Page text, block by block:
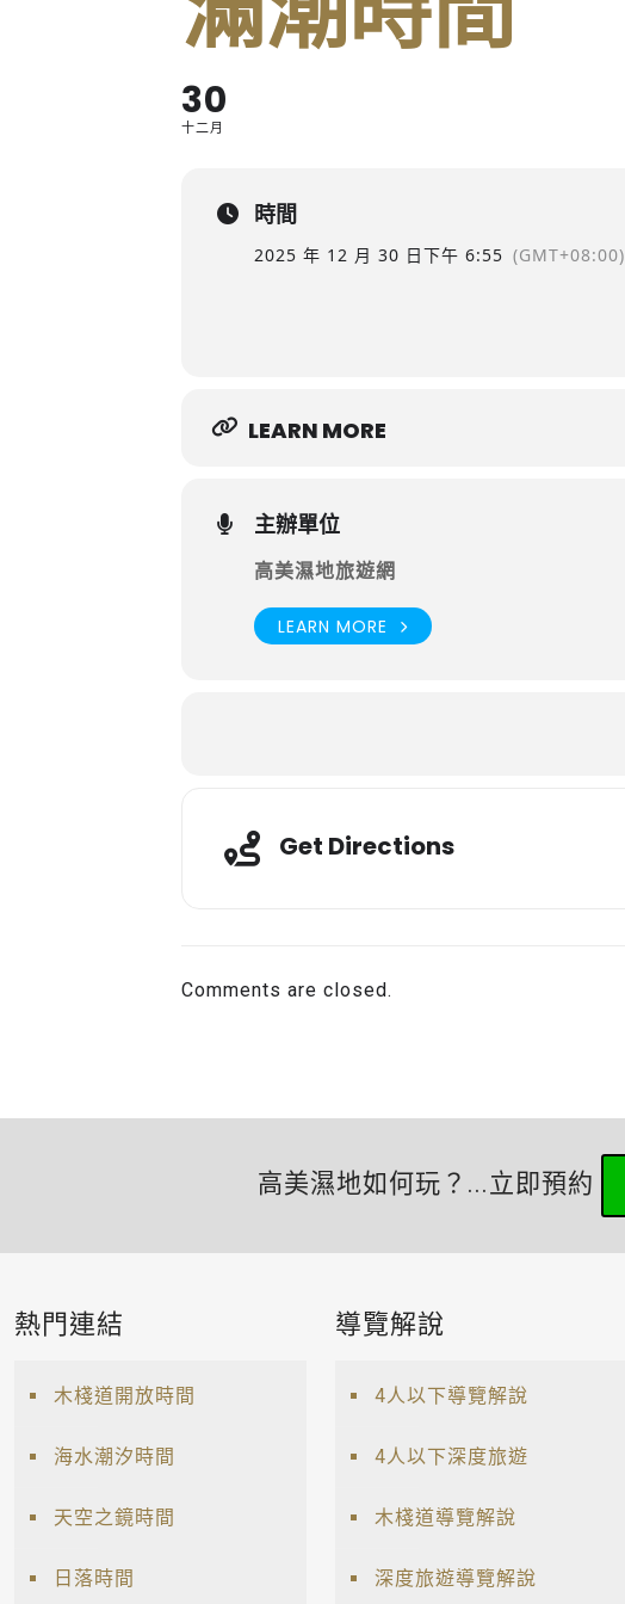
30
十二月
時間
2025 年 12 月 30 日下午 6:55 (GMT+08:00)
LEARN MORE
主辦單位
高美濕地旅遊網
LEARN MORE
Get Directions
Comments are closed.
高美濕地如何玩？...立即預約
熱門連結
木棧道開放時間
海水潮汐時間
天空之鏡時間
日落時間
導覽解說
4人以下導覽解說
4人以下深度旅遊
木棧道導覽解說
深度旅遊導覽解說